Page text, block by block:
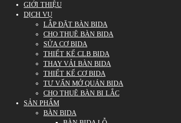
GIỚI THIỆU
DỊCH VỤ
LẮP ĐẶT BÀN BIDA
CHO THUÊ BÀN BIDA
SỬA CƠ BIDA
THIẾT KẾ CLB BIDA
THAY VẢI BÀN BIDA
THIẾT KẾ CƠ BIDA
TƯ VẤN MỞ QUÁN BIDA
CHO THUÊ BÀN BI LẮC
SẢN PHẨM
BÀN BIDA